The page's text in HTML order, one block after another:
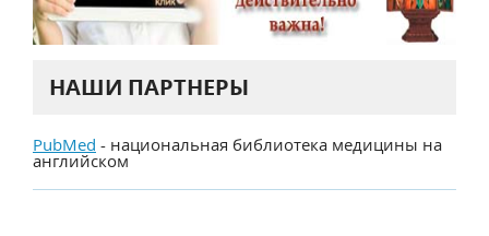
НАШИ ПАРТНЕРЫ
PubMed - национальная библиотека медицины на
английском